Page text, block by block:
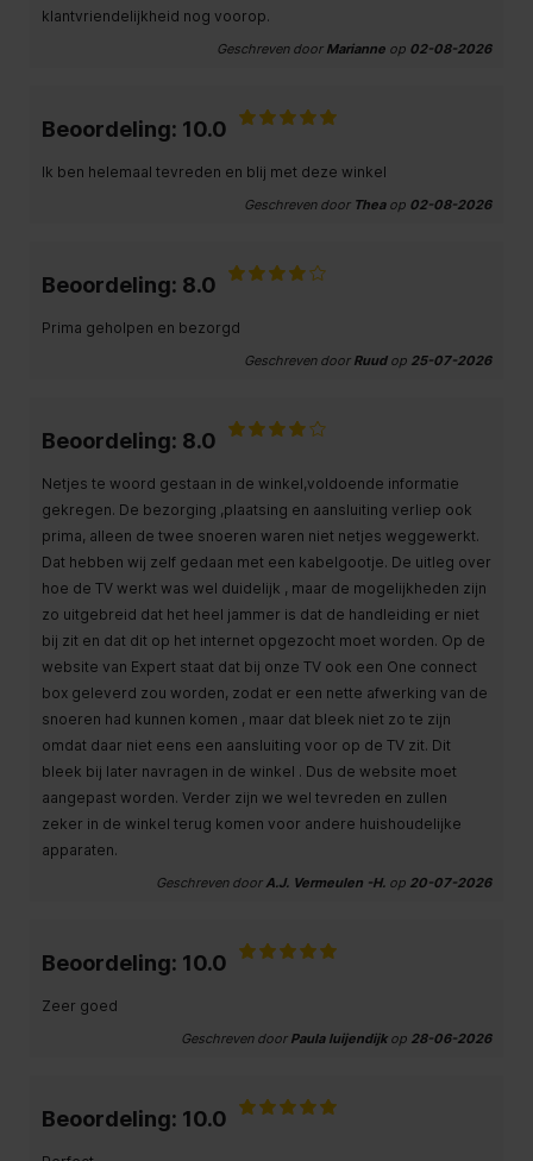
klantvriendelijkheid nog voorop.
Geschreven door Marianne op 02-08-2026
Beoordeling: 10.0
Ik ben helemaal tevreden en blij met deze winkel
Geschreven door Theaop 02-08-2026
Beoordeling: 8.0
Prima geholpen en bezorgd
Geschreven door Ruudop 25-07-2026
Beoordeling: 8.0
Netjes te woord gestaan in de winkel,voldoende informatie
gekregen. De bezorging ,plaatsing en aansluiting verliep ook
prima, alleen de twee snoeren waren niet netjes weggewerkt.
Dat hebben wij zelf gedaan met een kabelgootje. De uitleg over
hoe de TV werkt was wel duidelijk , maar de mogelijkheden zijn
zo uitgebreid dat het heel jammer is dat de handleiding er niet
bij zit en dat dit op het internet opgezocht moet worden. Op de
website van Expert staat dat bij onze TV ook een One connect
box geleverd zou worden, zodat er een nette afwerking van de
snoeren had kunnen komen , maar dat bleek niet zo te zijn
omdat daar niet eens een aansluiting voor op de TV zit. Dit
bleek bij later navragen in de winkel . Dus de website moet
aangepast worden. Verder zijn we wel tevreden en zullen
zeker in de winkel terug komen voor andere huishoudelijke
apparaten.
Geschreven doorA.J. Vermeulen -H. op 20-07-2026
Beoordeling: 10.0
Zeer goed
Geschreven door Paula luijendijkop 28-06-2026
Beoordeling: 10.0